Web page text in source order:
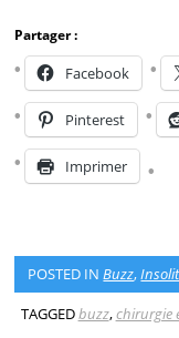
Partager :
Facebook
Pinterest
Imprimer
POSTED INBuzz,
TAGGEDbuzz,chirurgie